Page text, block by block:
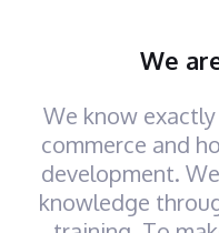
We
We know
commerce and
development.
knowledge